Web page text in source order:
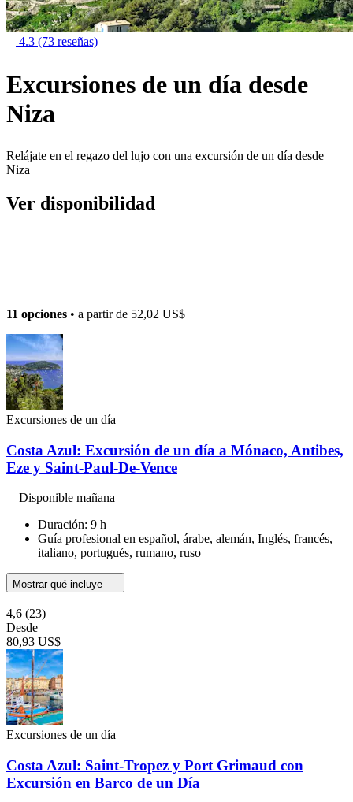
4.3 (73 reseñas)
Excursiones de un día desde
Niza
Relájate en el regazo del lujo con una excursión de un día desde
Niza
Ver disponibilidad
11 opciones • a partir de 52,02 US$
Excursiones de un día
Costa Azul: Excursión de un día a Mónaco, Antibes,
Eze y Saint-Paul-De-Vence
Disponible mañana
Duración: 9 h
Guía profesional en español, árabe, alemán, Inglés, francés,
italiano, portugués, rumano, ruso
Mostrar qué incluye
4,6 (23)
Desde
80,93 US$
Excursiones de un día
Costa Azul: Saint-Tropez y Port Grimaud con
Excursión en Barco de un Día